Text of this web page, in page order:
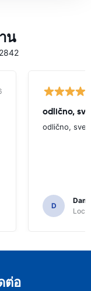
น
odlično,
odlično, sve
D
ต่อ